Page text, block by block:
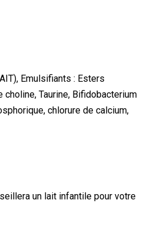
Emulsifiants : Esters
Taurine, Bifidobacterium
chlorure de calcium,
un lait infantile pour votre